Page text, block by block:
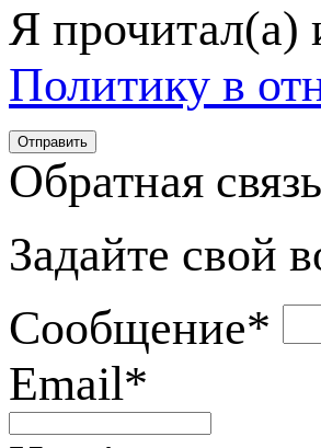
Я
Политику в
Обратная связь
Задайте свой
Сообщение*
Email*